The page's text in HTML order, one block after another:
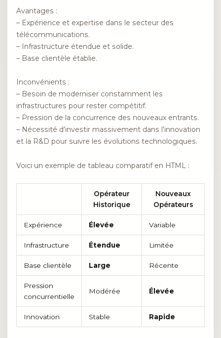
Avantages :
– Expérience et expertise dans le secteur des
télécommunications.
– Infrastructure étendue et solide.
– Base clientèle établie.
Inconvénients :
– Besoin de moderniser constamment les
infrastructures pour rester compétitif.
– Pression de la concurrence des nouveaux entrants.
– Nécessité d’investir massivement dans l’innovation
et la R&D pour suivre les évolutions technologiques.
Voici un exemple de tableau comparatif en HTML :
Opérateur
Historique
Nouveaux
Opérateurs
Expérience Élevée Variable
Infrastructure Étendue Limitée
Base clientèle Large Récente
Pression
concurrentielle
Modérée Élevée
Innovation Stable Rapide